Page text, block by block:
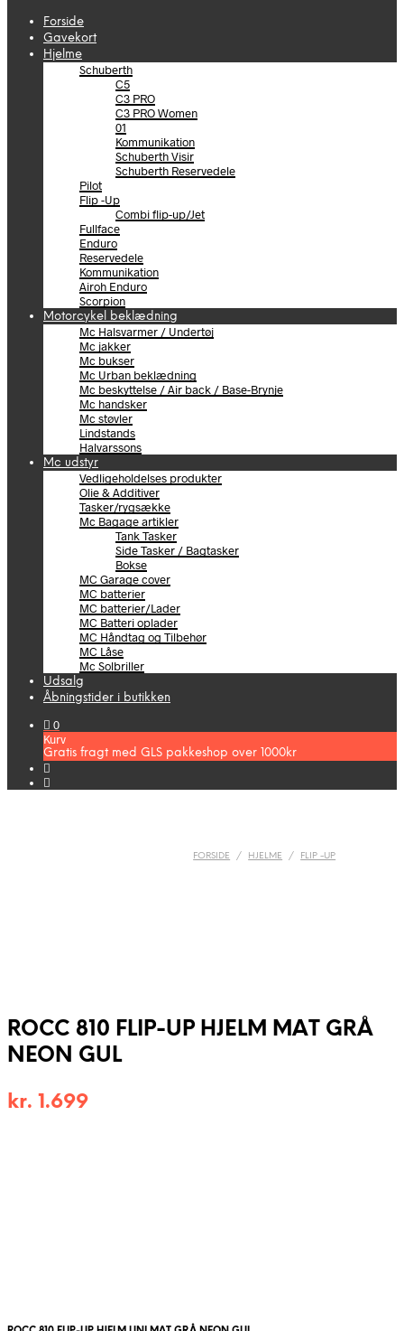
Forside
Gavekort
Hjelme
Schuberth
C5
C3 PRO
C3 PRO Women
01
Kommunikation
Schuberth Visir
Schuberth Reservedele
Pilot
Flip -Up
Combi flip-up/Jet
Fullface
Enduro
Reservedele
Kommunikation
Airoh Enduro
Scorpion
Motorcykel beklædning
Mc Halsvarmer / Undertøj
Mc jakker
Mc bukser
Mc Urban beklædning
Mc beskyttelse / Air back / Base-Brynje
Mc handsker
Mc støvler
Lindstands
Halvarssons
Mc udstyr
Vedligeholdelses produkter
Olie & Additiver
Tasker/rygsække
Mc Bagage artikler
Tank Tasker
Side Tasker / Bagtasker
Bokse
MC Garage cover
MC batterier
MC batterier/Lader
MC Batteri oplader
MC Håndtag og Tilbehør
MC Låse
Mc Solbriller
Udsalg
Åbningstider i butikken
0
Kurv
Gratis fragt med GLS pakkeshop over 1000kr
FORSIDE / HJELME / FLIP -UP
ROCC 810 FLIP-UP HJELM MAT GRÅ
NEON GUL
kr. 1.699